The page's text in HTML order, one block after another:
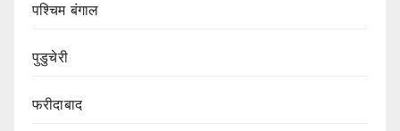
पश्चिम बंगाल
पुडुचेरी
फरीदाबाद